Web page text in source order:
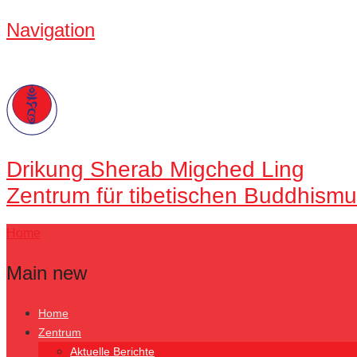
Navigation
Drikung Sherab Migched Ling
Zentrum für tibetischen
Home
Main new
Home
Zentrum
Aktuelle Berichte